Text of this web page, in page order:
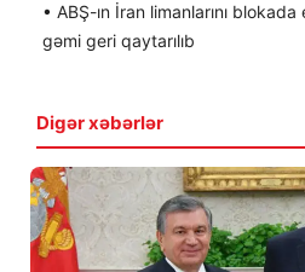
• ABŞ-ın İran limanlarını
gəmi geri qaytarılıb
Digər xəbərlər